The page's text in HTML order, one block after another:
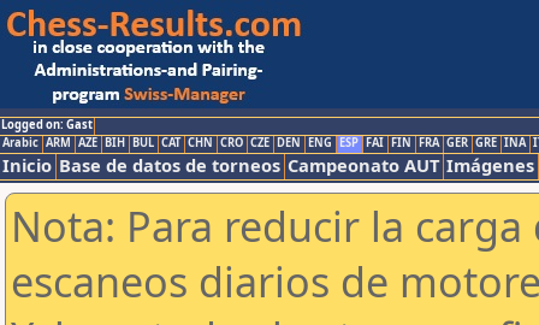
Logged on: Gast
Arabic ARM AZE BIH BUL CAT CHN CRO CZE DEN ENG ESP FAI FIN FRA GER GRE INA
Inicio Base de datos de torneos Campeonato AUT Imágenes
Nota: Para reducir la
escaneos diarios de